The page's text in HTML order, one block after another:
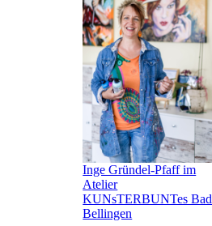
Inge Gründel-Pfaff im
Atelier
KUNsTERBUNTes Bad
Bellingen